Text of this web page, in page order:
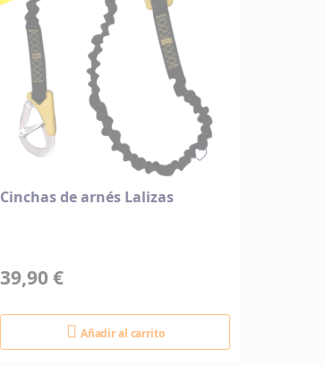
Cinchas de arnés Lalizas
39,90 €
Añadir al carrito